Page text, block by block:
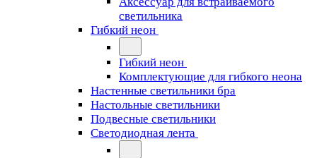
светильника
Гибкий неон
Гибкий неон
Комплектующие для гибкого неона
Настенные светильники бра
Настольные светильники
Подвесные светильники
Светодиодная лента